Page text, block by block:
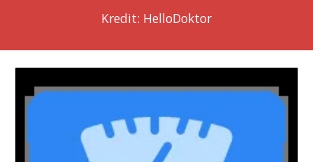
Kredit: HelloDoktor